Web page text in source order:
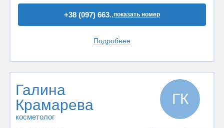
+38 (097) 663..показать номер
Подробнее
Галина
Крамарева
косметолог
ГК